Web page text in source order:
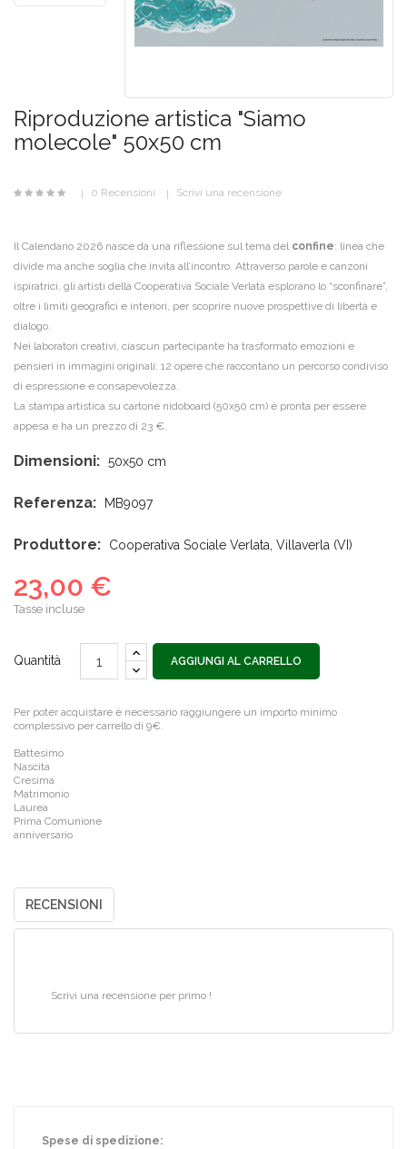
Riproduzione artistica "Siamo
molecole" 50x50 cm
0 Recensioni Scrivi una recensione
Il Calendario 2026 nasce da una riflessione sul tema del confine: linea che
divide ma anche soglia che invita all’incontro. Attraverso parole e canzoni
ispiratrici, gli artisti della Cooperativa Sociale Verlata esplorano lo “sconfinare”,
oltre i limiti geografici e interiori, per scoprire nuove prospettive di libertà e
dialogo.
Nei laboratori creativi, ciascun partecipante ha trasformato emozioni e
pensieri in immagini originali: 12 opere che raccontano un percorso condiviso
di espressione e consapevolezza.
La stampa artistica su cartone nidoboard (50x50 cm) è pronta per essere
appesa e ha un prezzo di 23 €.
Dimensioni: 50x50 cm
Referenza: MB9097
Produttore: Cooperativa Sociale Verlata, Villaverla (VI)
23,00 €
Tasse incluse
Quantità AGGIUNGI AL CARRELLO
Per poter acquistare è necessario raggiungere un importo minimo
complessivo per carrello di 9€.
Battesimo
Nascita
Cresima
Matrimonio
Laurea
Prima Comunione
anniversario
RECENSIONI
Scrivi una recensione per primo !
Spese di spedizione: